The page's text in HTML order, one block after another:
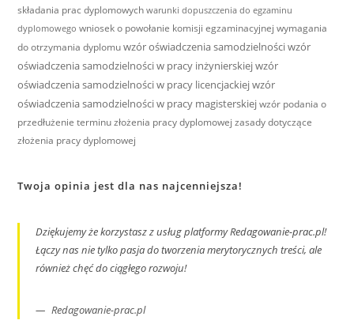
składania prac dyplomowych warunki dopuszczenia do egzaminu
dyplomowego wniosek o powołanie komisji egzaminacyjnej wymagania
do otrzymania dyplomu wzór oświadczenia samodzielnościwzór
oświadczenia samodzielności w pracy inżynierskiejwzór
oświadczenia samodzielności w pracy licencjackiejwzór
oświadczenia samodzielności w pracy magisterskiej wzór podania o
przedłużenie terminu złożenia pracy dyplomowej zasady dotyczące
złożenia pracy dyplomowej
Twoja opinia jest dla nas najcenniejsza!
Dziękujemy że korzystasz z usług platformy Redagowanie-prac.pl!
Łączy nas nie tylko pasja do tworzenia merytorycznych treści, ale
również chęć do ciągłego rozwoju!
Redagowanie-prac.pl